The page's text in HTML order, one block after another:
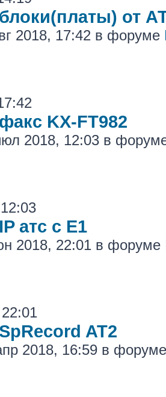
от
2018, 17:42 в форуме
KX-FT982
2018, 12:03 в
атс с E1
2018, 22:01 в форуме
AT2
2018, 16:59 в